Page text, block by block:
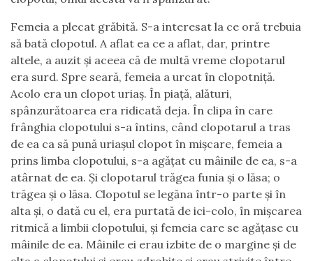
Femeia a plecat grăbită. S-a interesat la ce oră trebuia
să bată clopotul. A aflat ea ce a aflat, dar, printre
altele, a auzit și aceea că de multă vreme clopotarul
era surd. Spre seară, femeia a urcat în clopotniță.
Acolo era un clopot uriaș. În piață, alături,
spânzurătoarea era ridicată deja. În clipa în care
frânghia clopotului s-a întins, când clopotarul a tras
de ea ca să pună uriașul clopot în mișcare, femeia a
prins limba clopotului, s-a agățat cu mâinile de ea, s-a
atârnat de ea. Și clopotarul trăgea funia și o lăsa; o
trăgea și o lăsa. Clopotul se legăna într-o parte și în
alta și, o dată cu el, era purtată de ici-colo, în mișcarea
ritmică a limbii clopotului, și femeia care se agățase cu
mâinile de ea. Mâinile ei erau izbite de o margine și de